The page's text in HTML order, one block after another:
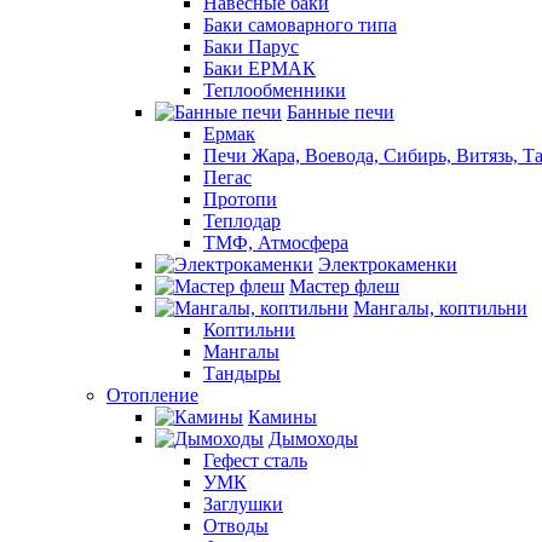
Баки самоварного типа
Баки Парус
Баки ЕРМАК
Теплообменники
Банные печи
Ермак
Печи Жара, Воевода, Сибирь, Витязь,
Пегас
Протопи
Теплодар
ТМФ, Атмосфера
Электрокаменки
Мастер флеш
Мангалы, коптильни
Коптильни
Мангалы
Тандыры
Отопление
Камины
Дымоходы
Гефест сталь
УМК
Заглушки
Отводы